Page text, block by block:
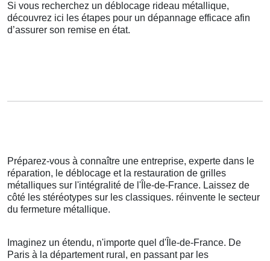
Si vous recherchez un déblocage rideau métallique,
découvrez ici les étapes pour un dépannage efficace afin
d’assurer son remise en état.
Préparez-vous à connaître une entreprise, experte dans le
réparation, le déblocage et la restauration de grilles
métalliques sur l'intégralité de l'Île-de-France. Laissez de
côté les stéréotypes sur les classiques. réinvente le secteur
du fermeture métallique.
Imaginez un étendu, n'importe quel d'Île-de-France. De
Paris à la département rural, en passant par les